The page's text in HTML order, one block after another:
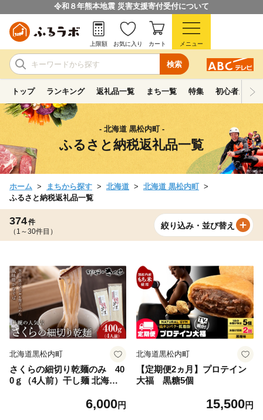
令和８年熊本地震 災害支援寄付受付について
検索
上限額 お気に入り カート メニュー
トップ ランキング 返礼品一覧 まち一覧 特集 初心者ガイド
- 北海道 黒松内町 -
ふるさと納税返礼品一覧
ホーム まちから探す 北海道
北海道 黒松内町
ふるさと納税返礼品一覧
374件
（1～30件目）
絞り込み・並び替え
北海道黒松内町
さくらの細切り乾麺のみ 40
0ｇ（4人前）干し麺 北海道
6,000円
北海道黒松内町
【定期便2ヵ月】プロテイン
大福 黒糖5個
15,500円